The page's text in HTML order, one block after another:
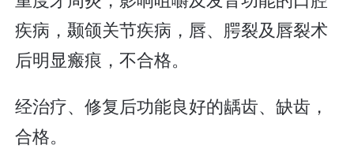
疾病，颞颌关节疾病，唇、腭裂及唇裂术
后明显瘢痕，不合格。
经治疗、修复后功能良好的龋齿、缺齿，
合格。